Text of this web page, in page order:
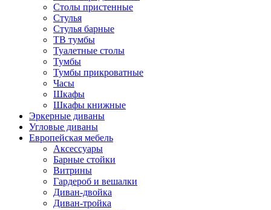
Столы пристенные
Стулья
Стулья барные
ТВ тумбы
Туалетные столы
Тумбы
Тумбы прикроватные
Часы
Шкафы
Шкафы книжные
Эркерные диваны
Угловые диваны
Европейская мебель
Аксессуары
Барные стойки
Витрины
Гардероб и вешалки
Диван-двойка
Диван-тройка